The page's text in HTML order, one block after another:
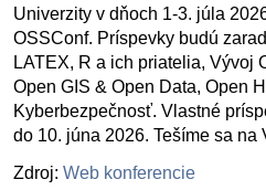
Univerzity v dňoch 1-3. júla
OSSConf. Príspevky budú
LATEX, R a ich priatelia, Vývoj
Open GIS & Open Data, Open
Kyberbezpečnosť. Vlastné
do 10. júna 2026. Tešíme sa na
Zdroj: Web konferencie